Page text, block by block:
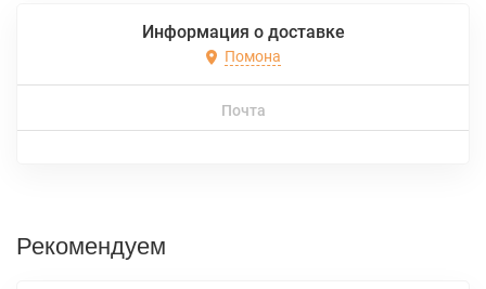
Информация о доставке
Помона
Почта
Рекомендуем